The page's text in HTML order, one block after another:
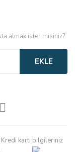
almak ister misiniz?
EKLE
kartı bilgileriniz